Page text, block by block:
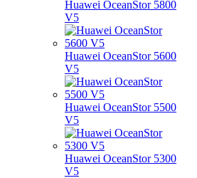
Huawei OceanStor 5800
V5
Huawei OceanStor 5600
V5
Huawei OceanStor 5500
V5
Huawei OceanStor 5300
V5